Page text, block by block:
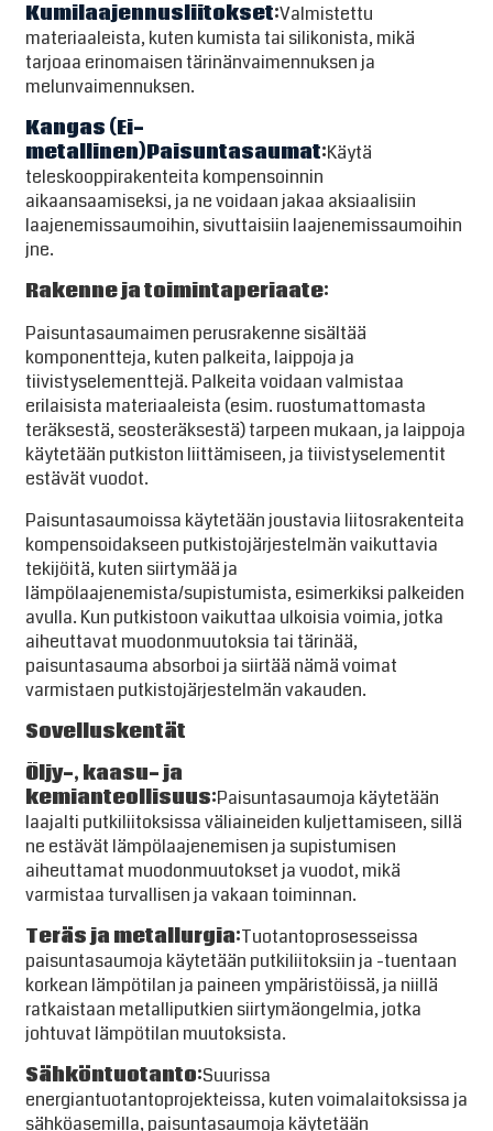
Kumilaajennusliitokset:Valmistettu
materiaaleista, kuten kumista tai silikonista, mikä
tarjoaa erinomaisen tärinänvaimennuksen ja
melunvaimennuksen.
Kangas (Ei-
metallinen)Paisuntasaumat:Käytä
teleskooppirakenteita kompensoinnin
aikaansaamiseksi, ja ne voidaan jakaa aksiaalisiin
laajenemissaumoihin, sivuttaisiin laajenemissaumoihin
jne.
Rakenne ja toimintaperiaate:
Paisuntasaumaimen perusrakenne sisältää
komponentteja, kuten palkeita, laippoja ja
tiivistyselementtejä. Palkeita voidaan valmistaa
erilaisista materiaaleista (esim. ruostumattomasta
teräksestä, seosteräksestä) tarpeen mukaan, ja laippoja
käytetään putkiston liittämiseen, ja tiivistyselementit
estävät vuodot.
Paisuntasaumoissa käytetään joustavia liitosrakenteita
kompensoidakseen putkistojärjestelmän vaikuttavia
tekijöitä, kuten siirtymää ja
lämpölaajenemista/supistumista, esimerkiksi palkeiden
avulla. Kun putkistoon vaikuttaa ulkoisia voimia, jotka
aiheuttavat muodonmuutoksia tai tärinää,
paisuntasauma absorboi ja siirtää nämä voimat
varmistaen putkistojärjestelmän vakauden.
Sovelluskentät
Öljy-, kaasu- ja
kemianteollisuus:Paisuntasaumoja käytetään
laajalti putkiliitoksissa väliaineiden kuljettamiseen, sillä
ne estävät lämpölaajenemisen ja supistumisen
aiheuttamat muodonmuutokset ja vuodot, mikä
varmistaa turvallisen ja vakaan toiminnan.
Teräs ja metallurgia:Tuotantoprosesseissa
paisuntasaumoja käytetään putkiliitoksiin ja -tuentaan
korkean lämpötilan ja paineen ympäristöissä, ja niillä
ratkaistaan ​​metalliputkien siirtymäongelmia, jotka
johtuvat lämpötilan muutoksista.
Sähköntuotanto:Suurissa
energiantuotantoprojekteissa, kuten voimalaitoksissa ja
sähköasemilla, paisuntasaumoja käytetään